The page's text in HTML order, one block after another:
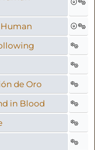
de Oro
in Blood